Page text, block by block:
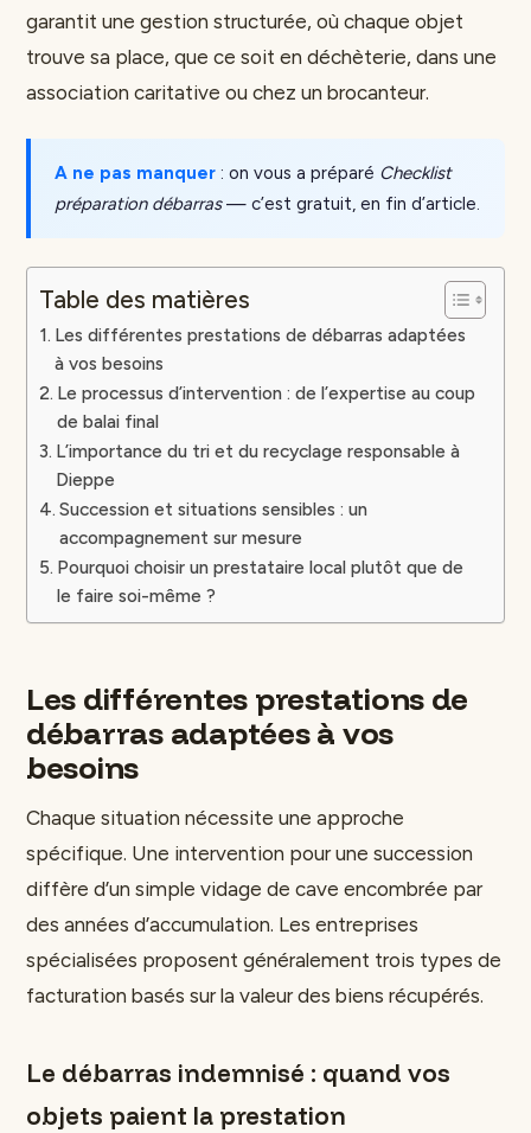
garantit une gestion structurée, où chaque objet
trouve sa place, que ce soit en déchèterie, dans une
association caritative ou chez un brocanteur.
A ne pas manquer : on vous a préparé Checklist
préparation débarras— c’est gratuit, en fin d’article.
Table des matières
Les différentes prestations de débarras adaptées
à vos besoins
Le processus d’intervention : de l’expertise au coup
de balai final
L’importance du tri et du recyclage responsable à
Dieppe
Succession et situations sensibles : un
accompagnement sur mesure
Pourquoi choisir un prestataire local plutôt que de
le faire soi-même ?
Les différentes prestations de
débarras adaptées à vos
besoins
Chaque situation nécessite une approche
spécifique. Une intervention pour une succession
diffère d’un simple vidage de cave encombrée par
des années d’accumulation. Les entreprises
spécialisées proposent généralement trois types de
facturation basés sur la valeur des biens récupérés.
Le débarras indemnisé : quand vos
objets paient la prestation